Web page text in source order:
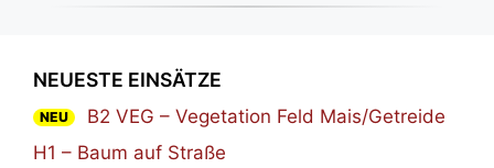
NEUESTE EINSÄTZE
NEU
B2 VEG – Vegetation Feld Mais/Getreide
H1 – Baum auf Straße